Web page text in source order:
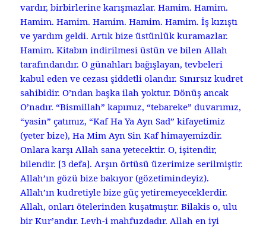
vardır, birbirlerine karışmazlar. Hamim. Hamim.
Hamim. Hamim. Hamim. Hamim. Hamim. İş kızıştı
ve yardım geldi. Artık bize üstünlük kuramazlar.
Hamim. Kitabın indirilmesi üstün ve bilen Allah
tarafındandır. O günahları bağışlayan, tevbeleri
kabul eden ve cezası şiddetli olandır. Sınırsız kudret
sahibidir. O’ndan başka ilah yoktur. Dönüş ancak
O’nadır. “Bismillah” kapımız, “tebareke” duvarımız,
“yasin” çatımız, “Kaf Ha Ya Ayn Sad” kifayetimiz
(yeter bize), Ha Mim Ayn Sin Kaf himayemizdir.
Onlara karşı Allah sana yetecektir. O, işitendir,
bilendir. [3 defa]. Arşın örtüsü üzerimize serilmiştir.
Allah’ın gözü bize bakıyor (gözetimindeyiz).
Allah’ın kudretiyle bize güç yetiremeyeceklerdir.
Allah, onları ötelerinden kuşatmıştır. Bilakis o, ulu
bir Kur’andır. Levh-i mahfuzdadır. Allah en iyi